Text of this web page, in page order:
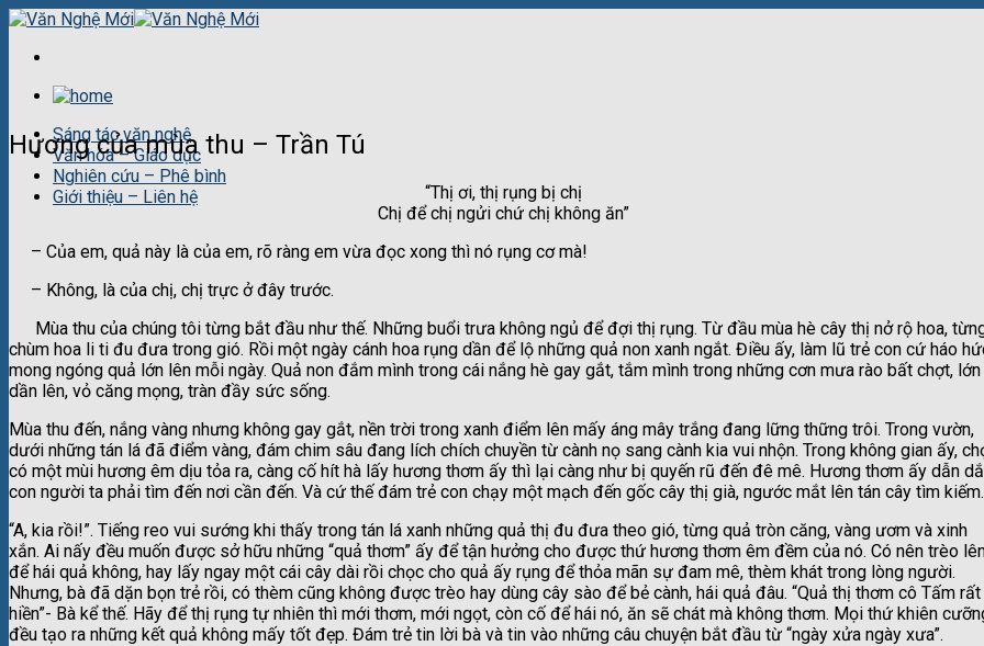
Skip
content
Sáng tác văn nghệ
Văn hóa – Giáo dục
Nghiên cứu – Phê bình
Giới thiệu – Liên hệ
Hương của mùa thu – Trần Tú
“Thị ơi, thị rụng bị chị
Chị để chị ngửi chứ chị không ăn”
– Của em, quả này là của em, rõ ràng em vừa đọc xong thì nó rụng cơ mà!
– Không, là của chị, chị trực ở đây trước.
Mùa thu của chúng tôi từng bắt đầu như thế. Những buổi trưa không ngủ để đợi thị rụng. Từ đầu mùa hè cây thị nở rộ hoa,
chùm hoa li ti đu đưa trong gió. Rồi một ngày cánh hoa rụng dần để lộ những quả non xanh ngắt. Điều ấy, làm lũ trẻ con cứ háo
mong ngóng quả lớn lên mỗi ngày. Quả non đắm mình trong cái nắng hè gay gắt, tắm mình trong những cơn mưa rào bất chợt, lớn
dần lên, vỏ căng mọng, tràn đầy sức sống.
Mùa thu đến, nắng vàng nhưng không gay gắt, nền trời trong xanh điểm lên mấy áng mây trắng đang lững thững trôi. Trong vườn,
dưới những tán lá đã điểm vàng, đám chim sâu đang lích chích chuyền từ cành nọ sang cành kia vui nhộn. Trong không gian ấy,
có một mùi hương êm dịu tỏa ra, càng cố hít hà lấy hương thơm ấy thì lại càng như bị quyến rũ đến đê mê. Hương thơm ấy dẫn
con người ta phải tìm đến nơi cần đến. Và cứ thế đám trẻ con chạy một mạch đến gốc cây thị già, ngước mắt lên tán cây tìm kiếm.
“A, kia rồi!”. Tiếng reo vui sướng khi thấy trong tán lá xanh những quả thị đu đưa theo gió, từng quả tròn căng, vàng ươm và xinh
xắn. Ai nấy đều muốn được sở hữu những “quả thơm” ấy để tận hưởng cho được thứ hương thơm êm đềm của nó. Có nên trèo
để hái quả không, hay lấy ngay một cái cây dài rồi chọc cho quả ấy rụng để thỏa mãn sự đam mê, thèm khát trong lòng người.
Nhưng, bà đã dặn bọn trẻ rồi, có thèm cũng không được trèo hay dùng cây sào để bẻ cành, hái quả đâu. “Quả thị thơm cô Tấm rất
hiền”- Bà kể thế. Hãy để thị rụng tự nhiên thì mới thơm, mới ngọt, còn cố để hái nó, ăn sẽ chát mà không thơm. Mọi thứ khiên
đều tạo ra những kết quả không mấy tốt đẹp. Đám trẻ tin lời bà và tin vào những câu chuyện bắt đầu từ “ngày xửa ngày xưa”.